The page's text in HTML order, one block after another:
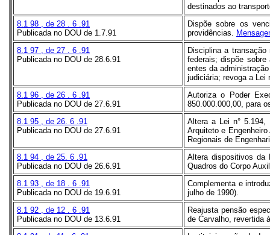
destinados ao
8.1 98 , de 28 6 .91
Publicada no DOU de 1.7.91
Dispõe sobre os
providências.
8.1 97 , de 27 6 .91
Publicada no DOU de 28.6.91
Disciplina a
federais; dispõe
entes da
judiciária; revoga a Lei
8.1 96 , de 26 6 .91
Publicada no DOU de 27.6.91
Autoriza o Poder
850.000.000,00, para
8.1 95 , de 26. 6 .91
Publicada no DOU de 27.6.91
Altera a Lei n° 5.194,
Arquiteto e
Regionais de
8.1 94 , de 25. 6 .91
Publicada no DOU de 26.6.91
Altera dispositivos
Quadros do Corpo
8.1 93 , de 18 6 .91
Publicada no DOU de 19.6.91
Complementa e
julho de 1990).
8.1 92 , de 12 6 .91
Publicada no DOU de 13.6.91
Reajusta pensão
de Carvalho, revertida